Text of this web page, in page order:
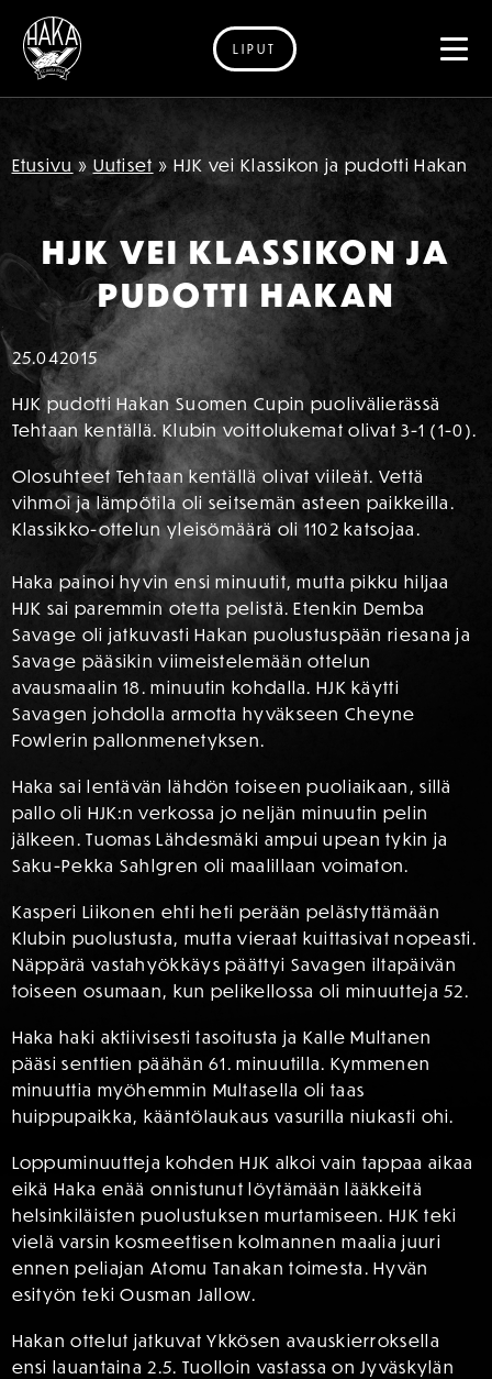
Siirry sisältöön
LIPUT
Etusivu » Uutiset » HJK vei Klassikon ja pudotti Hakan
HJK VEI KLASSIKON JA
PUDOTTI HAKAN
25.042015
HJK pudotti Hakan Suomen Cupin puolivälierässä
Tehtaan kentällä. Klubin voittolukemat olivat 3-1 (1-0).
Olosuhteet Tehtaan kentällä olivat viileät. Vettä
vihmoi ja lämpötila oli seitsemän asteen paikkeilla.
Klassikko-ottelun yleisömäärä oli 1102 katsojaa.
Haka painoi hyvin ensi minuutit, mutta pikku hiljaa
HJK sai paremmin otetta pelistä. Etenkin Demba
Savage oli jatkuvasti Hakan puolustuspään riesana ja
Savage pääsikin viimeistelemään ottelun
avausmaalin 18. minuutin kohdalla. HJK käytti
Savagen johdolla armotta hyväkseen Cheyne
Fowlerin pallonmenetyksen.
Haka sai lentävän lähdön toiseen puoliaikaan, sillä
pallo oli HJK:n verkossa jo neljän minuutin pelin
jälkeen. Tuomas Lähdesmäki ampui upean tykin ja
Saku-Pekka Sahlgren oli maalillaan voimaton.
Kasperi Liikonen ehti heti perään pelästyttämään
Klubin puolustusta, mutta vieraat kuittasivat nopeasti.
Näppärä vastahyökkäys päättyi Savagen iltapäivän
toiseen osumaan, kun pelikellossa oli minuutteja 52.
Haka haki aktiivisesti tasoitusta ja Kalle Multanen
pääsi senttien päähän 61. minuutilla. Kymmenen
minuuttia myöhemmin Multasella oli taas
huippupaikka, kääntölaukaus vasurilla niukasti ohi.
Loppuminuutteja kohden HJK alkoi vain tappaa aikaa
eikä Haka enää onnistunut löytämään lääkkeitä
helsinkiläisten puolustuksen murtamiseen. HJK teki
vielä varsin kosmeettisen kolmannen maalia juuri
ennen peliajan Atomu Tanakan toimesta. Hyvän
esityön teki Ousman Jallow.
Hakan ottelut jatkuvat Ykkösen avauskierroksella
ensi lauantaina 2.5. Tuolloin vastassa on Jyväskylän